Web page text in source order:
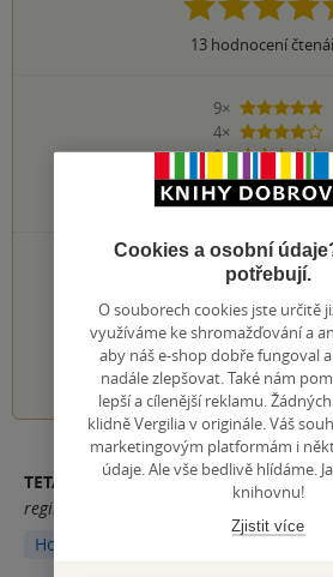
13 hodnocení
9×
5
4×
4
0×
3
0×
2
0×
1 hvezdička
PŘIDEJTE SVÉ
Hodnocení našich knihkupců:
1 2 3 4 5
TETA HANA
registrovaný uživatel
Hodnoceno z aplikace
Cookies a osobní
potřebují.
O souborech cookies jste určitě
využíváme ke shromažďování a
aby náš e-shop dobře fungoval
nadále zlepšovat. Také nám
lepší a cílenější reklamu.
klidně Vergilia v originále. Váš
marketingovým platformám i
údaje. Ale vše bedlivě hlídáme.
knihovnu!
Zjistit více